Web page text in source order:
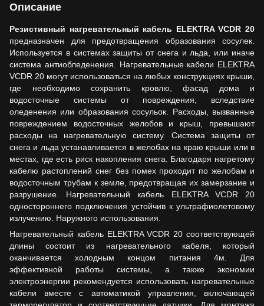
Описание
Резистивный нагревательный кабель ELEKTRA VCDR 20
предназначен для предотвращения образования сосулек.
Используется в системах защиты от снега и льда, или иначе
система антиобледенения. Нагревательные кабели ELEKTRA
VCDR 20 могут использоваться на любых конструкциях крыши,
где необходимо сохранить кровлю, фасад дома и
водосточные системы от повреждения, вследствие
оледенения или образования сосульок. Расходы, вызванные
повреждением водосточных желобов и крыш, превышают
расходы на нагревательную систему. Система защиты от
снега и льда устанавливается в желобах на краю крыши или в
местах, где есть риск накопления снега. Благодаря нагретому
кабелю растоплений снег без помех проходит по желобам и
водосточным трубам к земле, предотвращая их замерзание и
разрушение. Нагревательный кабель ELEKTRA VCDR 20
одностороннего подключения устойчив к ультрафиолетовому
излучению. Наружного использования.
Нагревательный кабель ELEKTRA VCDR 20 соответствующей
длины состоит из нагревательного кабеля, который
оканчивается холодным концом питания 4м. Для
эффективной работы системы, а также экономии
электроэнергии рекомендуется использовать нагревательные
кабели вместе с автоматикой управления, включающей